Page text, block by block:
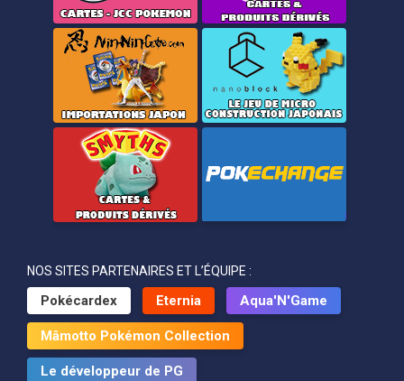
NOS SITES PARTENAIRES ET L’ÉQUIPE :
Pokécardex Eternia Aqua'N'Game
Mâmotto Pokémon Collection
Le développeur de PG